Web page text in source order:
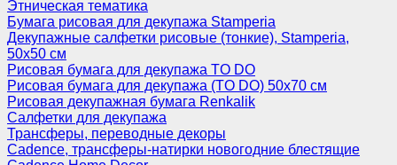
Этническая тематика
Бумага рисовая для декупажа Stamperia
Декупажные салфетки рисовые (тонкие), Stamperia,
50х50 см
Рисовая бумага для декупажа TO DO
Рисовая бумага для декупажа (TO DO) 50х70 см
Рисовая декупажная бумага Renkalik
Салфетки для декупажа
Трансферы, переводные декоры
Cadence, трансферы-натирки новогодние блестящие